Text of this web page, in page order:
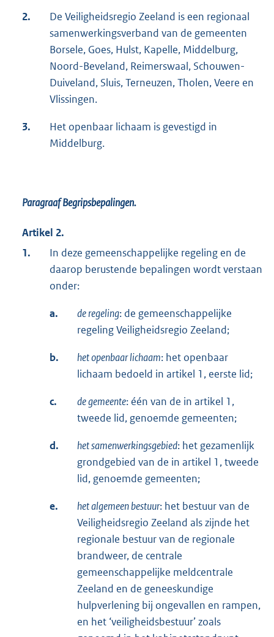
2.
De Veiligheidsregio Zeeland is een regionaal
samenwerkingsverband van de gemeenten
Borsele, Goes, Hulst, Kapelle, Middelburg,
Noord-Beveland, Reimerswaal, Schouwen-
Duiveland, Sluis, Terneuzen, Tholen, Veere en
Vlissingen.
3.
Het openbaar lichaam is gevestigd in
Middelburg.
Paragraaf Begripsbepalingen.
Artikel 2.
1.
In deze gemeenschappelijke regeling en de
daarop berustende bepalingen wordt verstaan
onder:
a. de regeling: de gemeenschappelijke
regeling Veiligheidsregio Zeeland;
b. het openbaar lichaam: het openbaar
lichaam bedoeld in artikel 1, eerste lid;
c. de gemeente: één van de in artikel 1,
tweede lid, genoemde gemeenten;
d. het samenwerkingsgebied: het gezamenlijk
grondgebied van de in artikel 1, tweede
lid, genoemde gemeenten;
e. het algemeen bestuur: het bestuur van de
Veiligheidsregio Zeeland als zijnde het
regionale bestuur van de regionale
brandweer, de centrale
gemeenschappelijke meldcentrale
Zeeland en de geneeskundige
hulpverlening bij ongevallen en rampen,
en het ‘veiligheidsbestuur’ zoals